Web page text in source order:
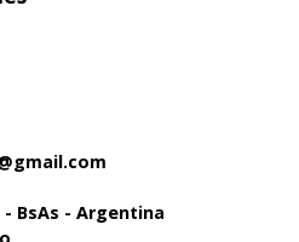
- BsAs - Argentina